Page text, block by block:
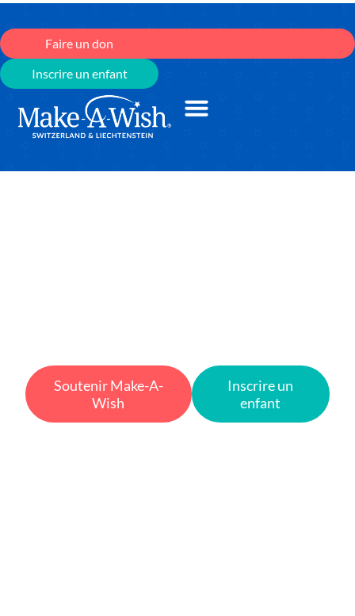
Faire un don
Inscrire un enfant
Soutenir Make-A-
Wish
Inscrire un
enfant